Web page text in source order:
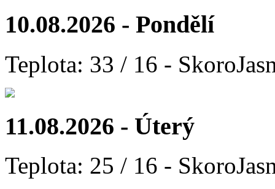
10.08.2026 - Pondělí
Teplota: 33 / 16 -
11.08.2026 - Úterý
Teplota: 25 / 16 -